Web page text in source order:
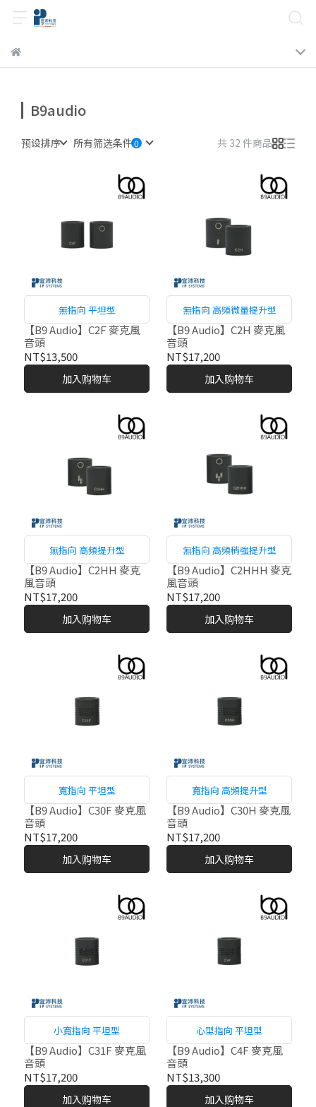
B9audio
预设排序 所有筛选条件 共 32 件商品
無指向 平坦型
【B9 Audio】C2F 麥克風
音頭
NT$13,500
加入购物车
無指向 高頻微量提升型
【B9 Audio】C2H 麥克風
音頭
NT$17,200
加入购物车
無指向 高頻提升型
【B9 Audio】C2HH 麥克
風音頭
NT$17,200
加入购物车
無指向 高頻稍強提升型
【B9 Audio】C2HHH 麥克
風音頭
NT$17,200
加入购物车
寬指向 平坦型
【B9 Audio】C30F 麥克風
音頭
NT$17,200
加入购物车
寬指向 高頻提升型
【B9 Audio】C30H 麥克風
音頭
NT$17,200
加入购物车
小寬指向 平坦型
【B9 Audio】C31F 麥克風
音頭
NT$17,200
加入购物车
心型指向 平坦型
【B9 Audio】C4F 麥克風
音頭
NT$13,300
加入购物车